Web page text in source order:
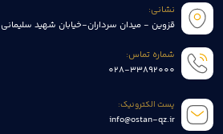
نشانی:
قزوین - میدان سرداران-خیابان شهید سلیمانی
شماره تماس:
028-33892000
پست الکترونیک:
info@ostan-qz.ir